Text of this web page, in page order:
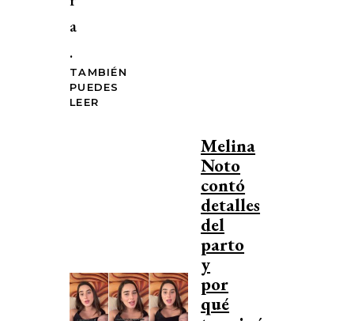
a
.
TAMBIÉN
PUEDES
LEER
Melina
Noto
contó
detalles
del
parto
y
por
qué